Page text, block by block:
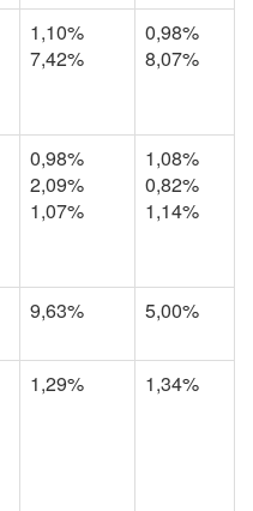
1,10%
7,42%
0,98%
8,07%
0,98%
2,09%
1,07%
1,08%
0,82%
1,14%
9,63% 5,00%
1,29% 1,34%